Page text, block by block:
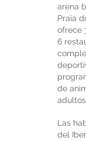
arena
Praia
ofrece
6
de
Las
del